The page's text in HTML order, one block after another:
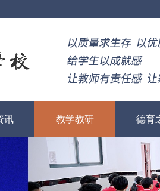
讯 教学教研 德育